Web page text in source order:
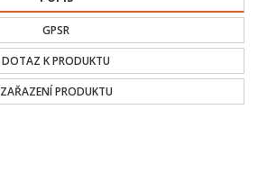
GPSR
DOTAZ K PRODUKTU
ZAŘAZENÍ PRODUKTU